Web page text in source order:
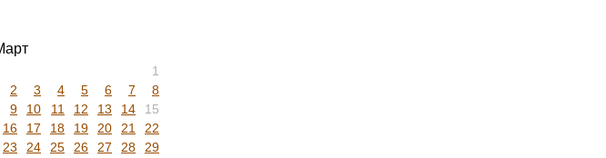
1
2
3 4 5 6 7
8
9
10 11 12 13 14
15
16
17 18 19 20 21
22
23
24 25 26 27 28
29